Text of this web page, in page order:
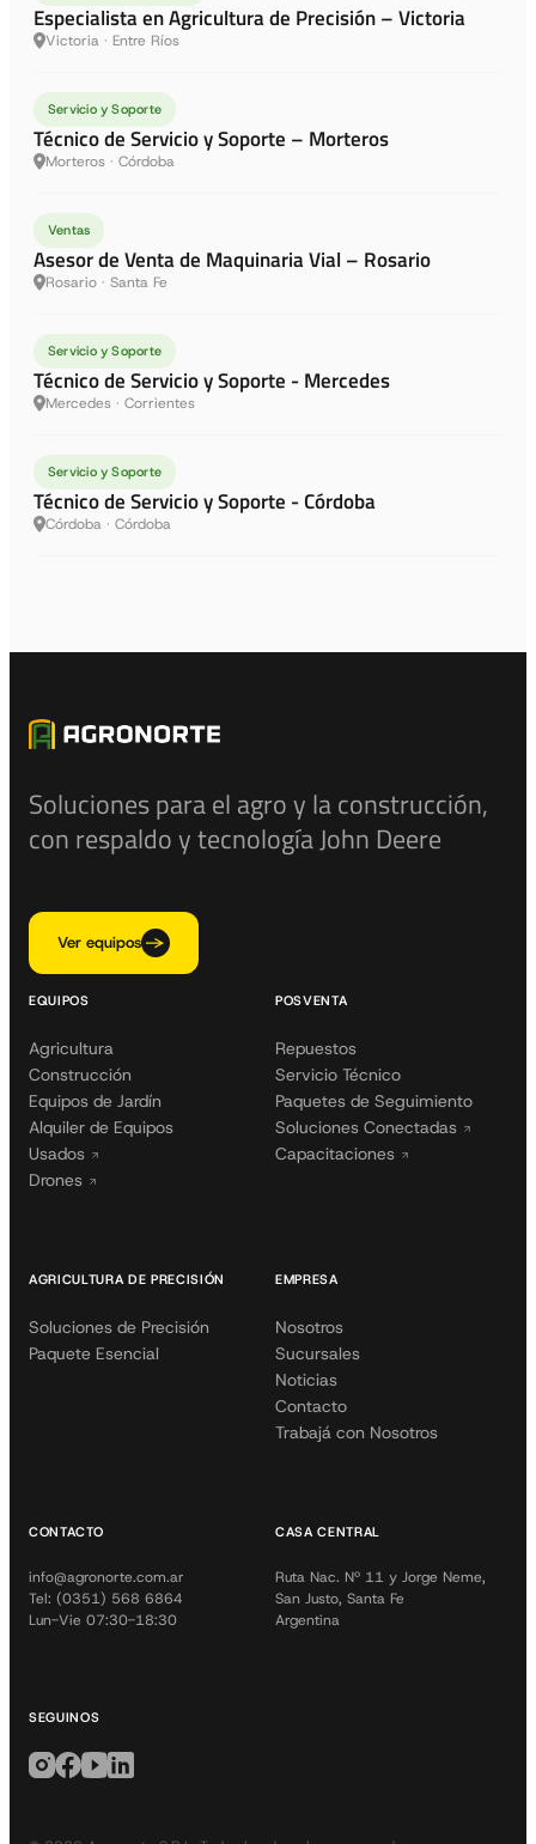
Especialista en Agricultura de Precisión – Victoria
Victoria · Entre Ríos
Servicio y Soporte
Técnico de Servicio y Soporte – Morteros
Morteros · Córdoba
Ventas
Asesor de Venta de Maquinaria Vial – Rosario
Rosario · Santa Fe
Servicio y Soporte
Técnico de Servicio y Soporte - Mercedes
Mercedes · Corrientes
Servicio y Soporte
Técnico de Servicio y Soporte - Córdoba
Córdoba · Córdoba
Soluciones para el agro y la construcción,
con respaldo y tecnología John Deere
Ver equipos
EQUIPOS
Agricultura
Construcción
Equipos de Jardín
Alquiler de Equipos
Usados
Drones
POSVENTA
Repuestos
Servicio Técnico
Paquetes de Seguimiento
Soluciones Conectadas
Capacitaciones
AGRICULTURA DE PRECISIÓN
Soluciones de Precisión
Paquete Esencial
EMPRESA
Nosotros
Sucursales
Noticias
Contacto
Trabajá con Nosotros
CASA CENTRAL
Ruta Nac. Nº 11 y Jorge Neme,
San Justo, Santa Fe
Argentina
CONTACTO
info@agronorte.com.ar
Tel: (0351) 568 6864
Lun-Vie 07:30-18:30
SEGUINOS